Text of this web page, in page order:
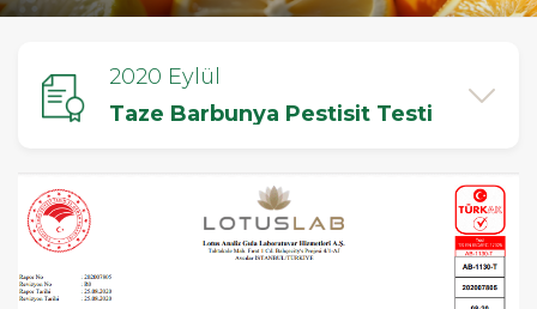
2020 Eylül
Taze Barbunya Pestisit Testi